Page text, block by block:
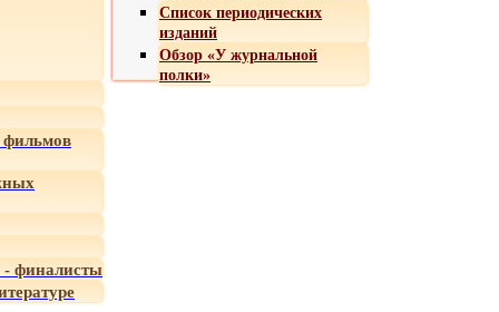
Список периодических
изданий
Обзор «У журнальной
полки»
- финалисты